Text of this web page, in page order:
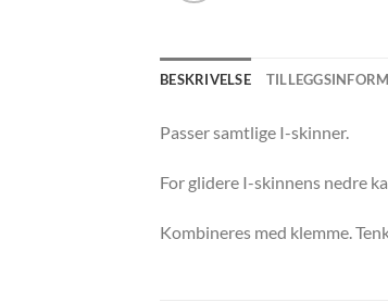
BESKRIVELSE
Passer samtlige I-skinner.
For glidere I-skinnens nedre
Kombineres med klemme.